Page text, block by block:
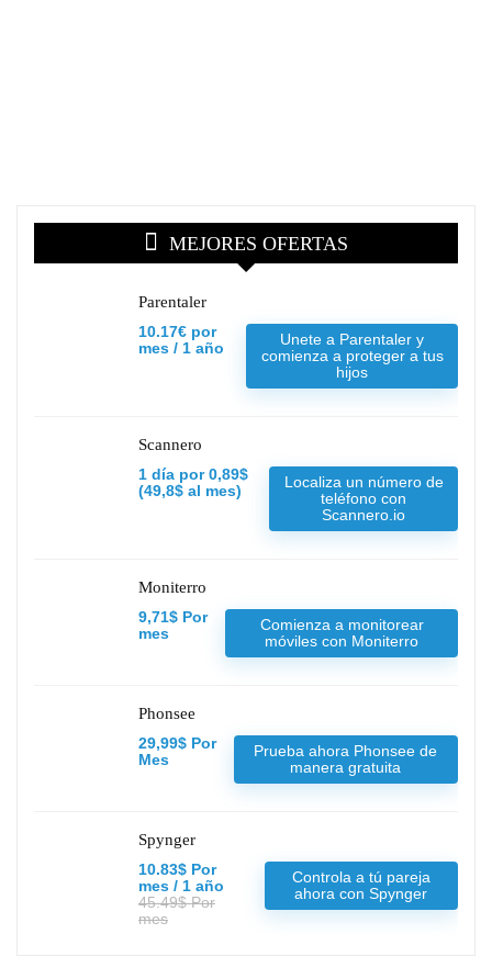
MEJORES OFERTAS
Parentaler
10.17€ por
mes / 1 año
Unete a Parentaler y
comienza a proteger a tus
hijos
Scannero
1 día por 0,89$
(49,8$ al mes)
Localiza un número de
teléfono con
Scannero.io
Moniterro
9,71$ Por
mes
Comienza a monitorear
móviles con Moniterro
Phonsee
29,99$ Por
Mes
Prueba ahora Phonsee de
manera gratuita
Spynger
10.83$ Por
mes / 1 año
45.49$ Por
mes
Controla a tú pareja
ahora con Spynger